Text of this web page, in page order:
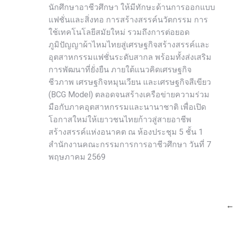
นักศึกษาอาชีวศึกษา ให้มีทักษะด้านการออกแบบ
แฟชั่นและสิ่งทอ การสร้างสรรค์นวัตกรรม การ
ใช้เทคโนโลยีสมัยใหม่ รวมถึงการต่อยอด
ภูมิปัญญาผ้าไหมไทยสู่เศรษฐกิจสร้างสรรค์และ
อุตสาหกรรมแฟชั่นระดับสากล พร้อมทั้งส่งเสริม
การพัฒนาที่ยั่งยืน ภายใต้แนวคิดเศรษฐกิจ
ชีวภาพ เศรษฐกิจหมุนเวียน และเศรษฐกิจสีเขียว
(BCG Model) ตลอดจนสร้างเครือข่ายความร่วม
มือกับภาคอุตสาหกรรมและนานาชาติ เพื่อเปิด
โอกาสใหม่ให้เยาวชนไทยก้าวสู่สายอาชีพ
สร้างสรรค์แห่งอนาคต ณ ห้องประชุม 5 ชั้น 1
สำนักงานคณะกรรมการการอาชีวศึกษา วันที่ 7
พฤษภาคม 2569
←